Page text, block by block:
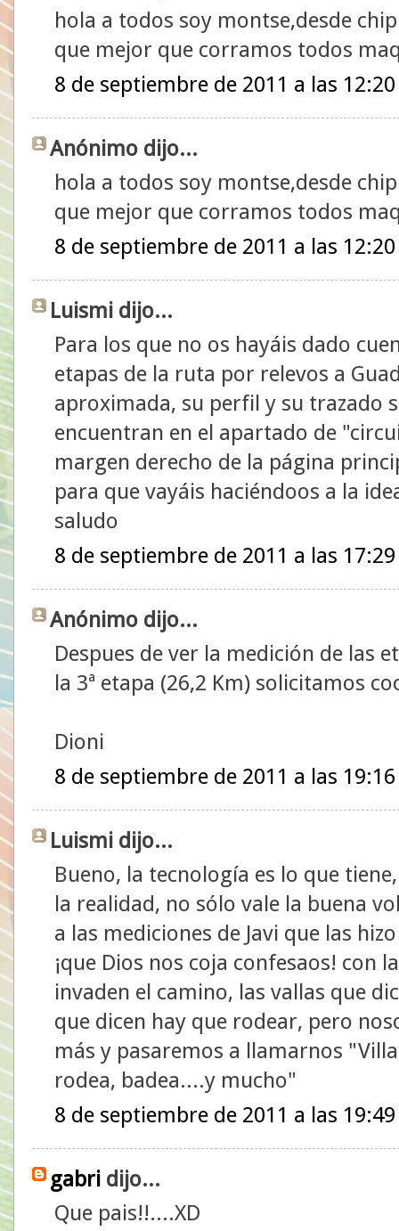
hola a todos soy montse,desde
que mejor que corramos todos
8 de septiembre de 2011 a las 12:20
Anónimo dijo...
hola a todos soy montse,desde
que mejor que corramos todos
8 de septiembre de 2011 a las 12:20
Luismi dijo...
Para los que no os hayáis dado
etapas de la ruta por relevos a
aproximada, su perfil y su trazado
encuentran en el apartado de
margen derecho de la página
para que vayáis haciéndoos a la
saludo
8 de septiembre de 2011 a las 17:29
Anónimo dijo...
Despues de ver la medición de las
la 3ª etapa (26,2 Km) solicitamos
Dioni
8 de septiembre de 2011 a las 19:16
Luismi dijo...
Bueno, la tecnología es lo que
la realidad, no sólo vale la buena
a las mediciones de Javi que las
¡que Dios nos coja confesaos! con
invaden el camino, las vallas que
que dicen hay que rodear, pero
más y pasaremos a llamarnos
rodea, badea....y mucho"
8 de septiembre de 2011 a las 19:49
gabri dijo...
Que pais!!....XD